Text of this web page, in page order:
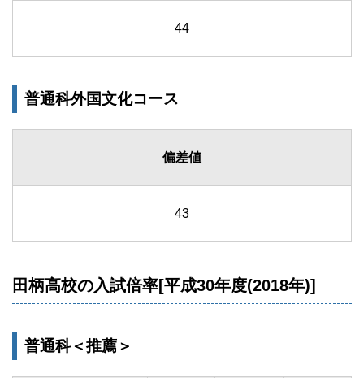
44
普通科外国文化コース
偏差値
43
田柄高校の入試倍率[平成30年度(2018年)]
普通科＜推薦＞